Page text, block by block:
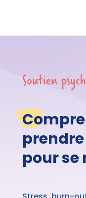
Soutien
pour se